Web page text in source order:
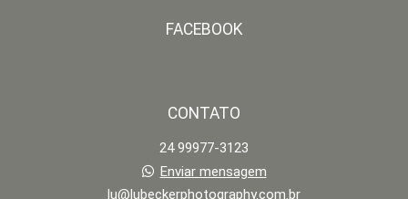
FACEBOOK
CONTATO
24 99977-3123
Enviar mensagem
lu@lubeckerphotography.com.br